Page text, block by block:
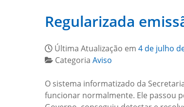
Regularizada
Última Atualização em 4 de julho
Categoria Aviso
O sistema informatizado da
funcionar normalmente. Ele passou